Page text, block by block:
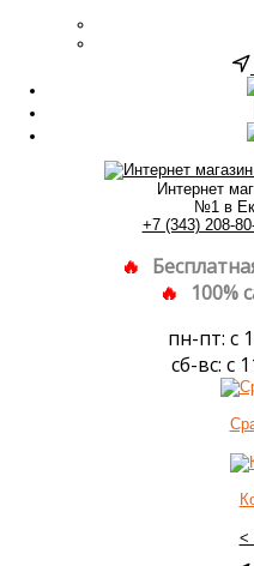
Интернет
№1 в
+7 (343) 208-
100%
пн-пт: с
сб-вс: с
<